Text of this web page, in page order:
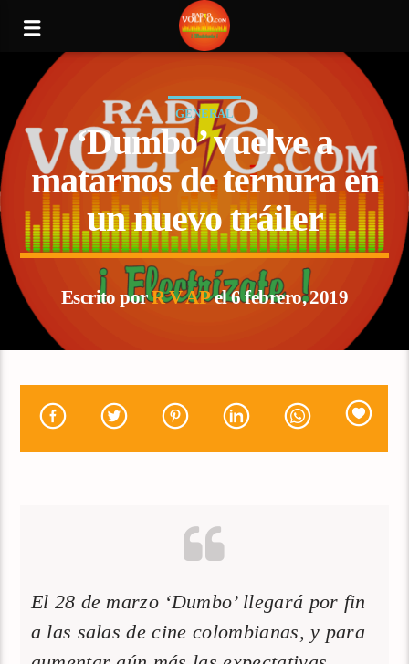
GENERAL
‘Dumbo’ vuelve a
matarnos de ternura en
un nuevo tráiler
Escrito porR V APel 6 febrero, 2019
El 28 de marzo ‘Dumbo’ llegará por fin
a las salas de cine colombianas, y para